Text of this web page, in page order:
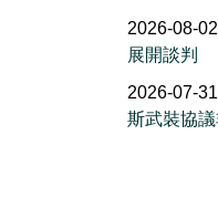
2026-08-
展開談判
2026-07-
斯武裝協